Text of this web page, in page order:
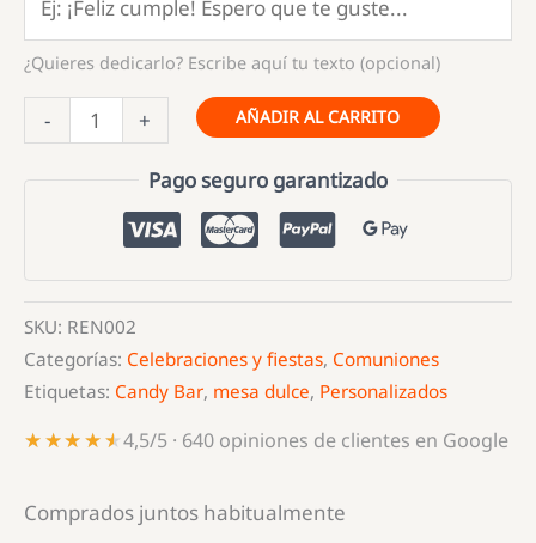
¿Quieres dedicarlo? Escribe aquí tu texto (opcional)
-
Relleno
para
Carritos
de
niñas
PERSONALIZADO
cantidad
+ AÑADIR AL CARRITO
Pago seguro garantizado
SKU: REN002
Categorías: Celebraciones y fiestas, Comuniones
Etiquetas: Candy Bar, mesa dulce, Personalizados
★★★★★
★★★★★4,5/5 · 640 opiniones de clientes en Google
Comprados juntos habitualmente